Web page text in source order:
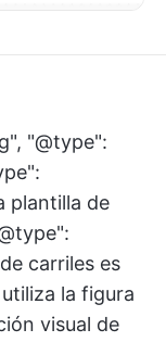
"@type":
plantilla de
carriles es
la figura
visual de